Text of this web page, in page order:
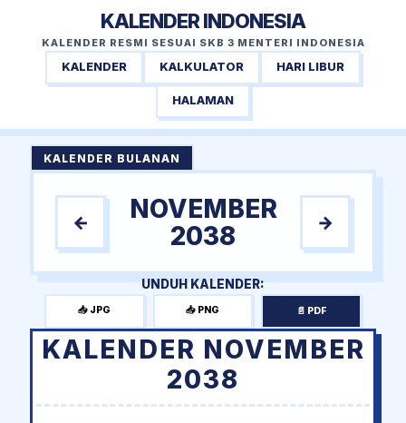
KALENDER INDONESIA
KALENDER RESMI SESUAI SKB 3 MENTERI INDONESIA
KALENDER KALKULATOR HARI LIBUR
HALAMAN
KALENDER BULANAN
←
NOVEMBER
2038
→
UNDUH KALENDER:
📥 JPG 📥 PNG 📄 PDF
KALENDER NOVEMBER
2038